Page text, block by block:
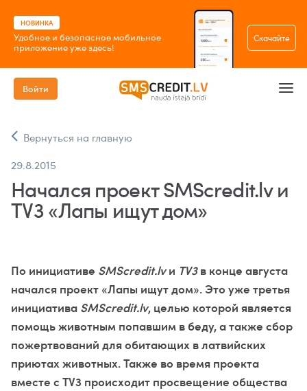
НОВИНКА
Удобное и безопасное мобильное
приложение уже здесь!
Скачайте
Войти
Вернуться на главную
29.8.2015
Начался проект SMScredit.lv и
TV3 «Лапы ищут дом»
По инициативе SMScredit.lvи TV3в конце августа
начался проект «Лапы ищут дом». Это уже третья
инициатива SMScredit.lv, целью которой является
помощь животным попавшим в беду, а также сбор
пожертвований для обитающих в латвийских
приютах животных. Также во время проекта
вместе с TV3 происходит просвещение общества